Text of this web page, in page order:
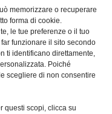
memorizzare o recuperare
forma di cookie.
le tue preferenze o il tuo
funzionare il sito secondo
ti identificano direttamente,
Poiché
scegliere di non consentire
questi scopi, clicca su